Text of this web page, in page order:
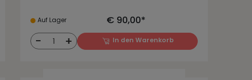
Auf Lager € 90,00*
- 1 + In den Warenkorb